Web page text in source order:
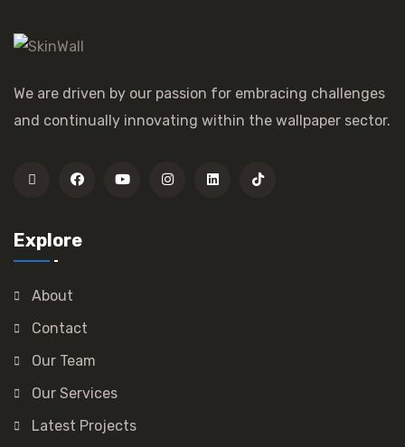
We are driven by our passion for embracing challenges
and continually innovating within the wallpaper sector.
Explore
About
Contact
Our Team
Our Services
Latest Projects